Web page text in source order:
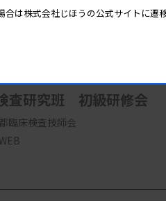
査研究班 初級研修会
臨床検査技師会
は株式会社じほうの公式サイトに遷移